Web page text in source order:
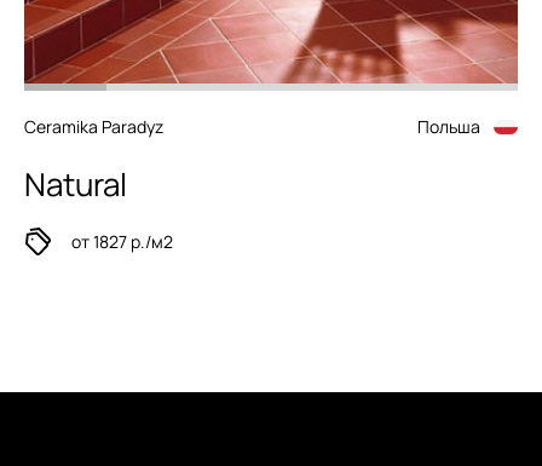
Ceramika Paradyz Польша
Natural
от 1827 р./м2